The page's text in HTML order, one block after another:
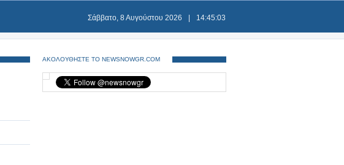
Σάββατο, 8 Αυγούστου 2026 14:45:03
ΑΚΟΛΟΥΘΗΣΤΕ ΤΟ NEWSNOWGR.COM